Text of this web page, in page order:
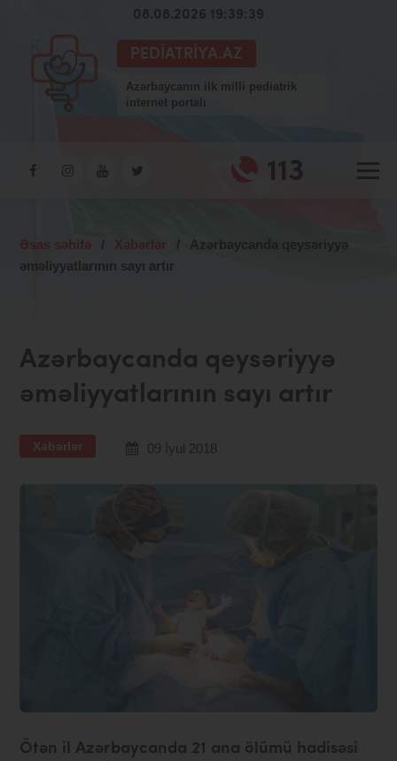
08.08.2026 19:39:40
PEDIATRIYA.AZ
Azərbaycanın ilk milli pediatrik
internet portalı
113
Əsas səhifə / Xəbərlər /
Azərbaycanda qeysəriyyə
əməliyyatlarının sayı artır
Azərbaycanda qeysəriyyə
əməliyyatlarının sayı artır
Xəbərlər 09 İyul 2018
Ötən il Azərbaycanda 21 ana ölümü hadisəsi